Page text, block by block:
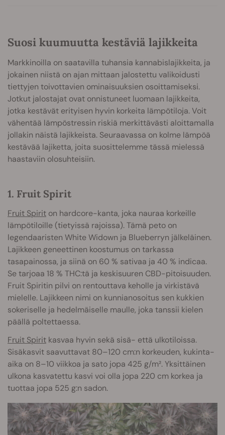
Suosi kuumuutta kestäviä lajikkeita
Markkinoilla on saatavilla tuhansia kannabislajikkeita, ja
jokainen niistä on ajan mittaan jalostettu valikoidusti
tiettyjen toivottavien ominaisuuksien osoittamiseksi.
Jotkut jalostajat ovat onnistuneet luomaan lajikkeita,
jotka kestävät erityisen hyvin korkeita lämpötiloja. Voit
vähentää lämpöstressin riskiä merkittävästi aloittamalla
jollakin näistä lajikkeista. Seuraavassa on kolme lämpöä
kestävää lajiketta, joita suosittelemme tässä mielessä
haastaviin olosuhteisiin.
1. Fruit Spirit
Fruit Spirit on hardcore-kanta, joka nauraa korkeille
lämpötiloille (tietyissä rajoissa). Tämä peto on
legendaaristen White Widown ja Blueberryn jälkeläinen.
Lajikkeen geneettinen koostumus on tarkassa
tasapainossa, ja siinä on 60 % sativaa ja 40 % indicaa.
Se tarjoaa 18 % THC:tä ja keskisuuren CBD-pitoisuuden.
Fruit Spiritin pilvi on rentouttava keholle ja virkistävä
mielelle. Lajikkeen nimi on kunnianosoitus sen kukkien
sokeriselle ja hedelmäiselle maulle, joka tanssii kielen
päällä poltettaessa.
Fruit Spirit kasvaa hyvin sekä sisä- että ulkotiloissa.
Sisäkasvit saavuttavat 80–120 cm:n korkeuden, kukinta-
aika on 8–10 viikkoa ja sato jopa 425 g/m². Yksittäinen
ulkona kasvatettu kasvi voi olla jopa 220 cm korkea ja
tuottaa jopa 525 g:n sadon.